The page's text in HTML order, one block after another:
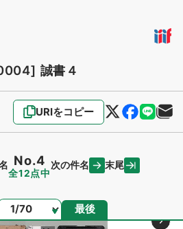
誠書４
URIをコピー
No.4
全12点中
次の件名 末尾
ージ 最後